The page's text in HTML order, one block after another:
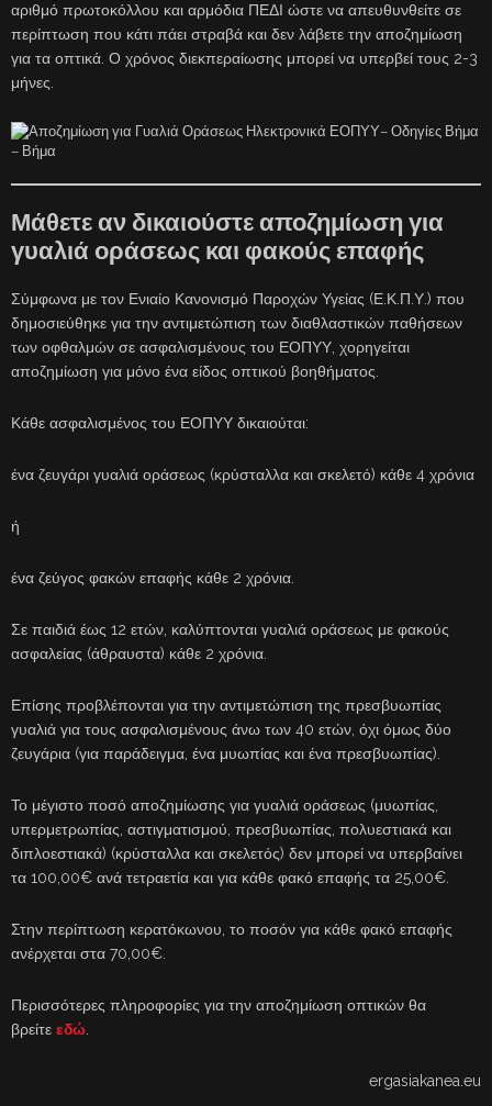
αριθμό πρωτοκόλλου και αρμόδια ΠΕΔΙ ώστε να απευθυνθείτε σε
περίπτωση που κάτι πάει στραβά και δεν λάβετε την αποζημίωση
για τα οπτικά. Ο χρόνος διεκπεραίωσης μπορεί να υπερβεί τους 2-3
μήνες.
Μάθετε αν δικαιούστε αποζημίωση για
γυαλιά οράσεως και φακούς επαφής
Σύμφωνα με τον Ενιαίο Κανονισμό Παροχών Υγείας (Ε.Κ.Π.Υ.) που
δημοσιεύθηκε για την αντιμετώπιση των διαθλαστικών παθήσεων
των οφθαλμών σε ασφαλισμένους του ΕΟΠΥΥ, χορηγείται
αποζημίωση για μόνο ένα είδος οπτικού βοηθήματος.
Κάθε ασφαλισμένος του ΕΟΠΥΥ δικαιούται:
ένα ζευγάρι γυαλιά οράσεως (κρύσταλλα και σκελετό) κάθε 4 χρόνια
ή
ένα ζεύγος φακών επαφής κάθε 2 χρόνια.
Σε παιδιά έως 12 ετών, καλύπτονται γυαλιά οράσεως με φακούς
ασφαλείας (άθραυστα) κάθε 2 χρόνια.
Επίσης προβλέπονται για την αντιμετώπιση της πρεσβυωπίας
γυαλιά για τους ασφαλισμένους άνω των 40 ετών, όχι όμως δύο
ζευγάρια (για παράδειγμα, ένα μυωπίας και ένα πρεσβυωπίας).
Το μέγιστο ποσό αποζημίωσης για γυαλιά οράσεως (μυωπίας,
υπερμετρωπίας, αστιγματισμού, πρεσβυωπίας, πολυεστιακά και
διπλοεστιακά) (κρύσταλλα και σκελετός) δεν μπορεί να υπερβαίνει
τα 100,00€ ανά τετραετία και για κάθε φακό επαφής τα 25,00€.
Στην περίπτωση κερατόκωνου, το ποσόν για κάθε φακό επαφής
ανέρχεται στα 70,00€.
Περισσότερες πληροφορίες για την αποζημίωση οπτικών θα
βρείτε εδώ.
ergasiakanea.eu